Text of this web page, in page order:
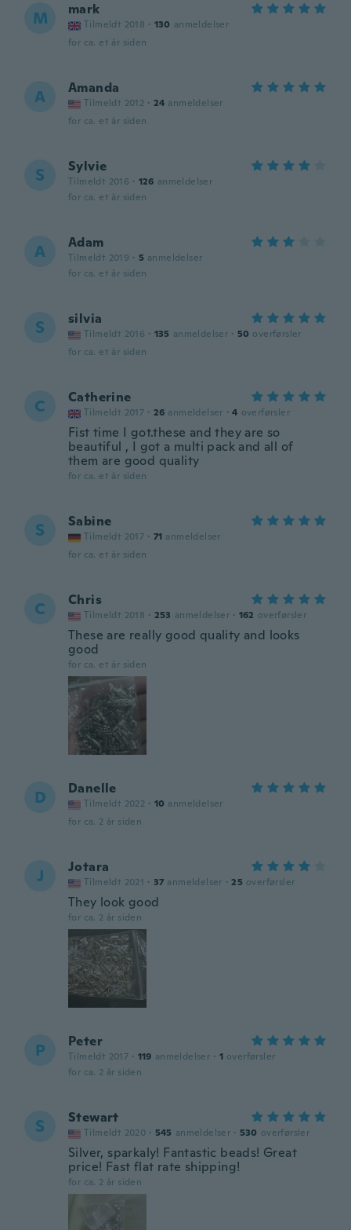
M mark
Tilmeldt 2018 · 130 anmeldelser
for ca. et år siden
A Amanda
Tilmeldt 2012 · 24 anmeldelser
for ca. et år siden
S Sylvie
Tilmeldt 2016 · 126 anmeldelser
for ca. et år siden
A Adam
Tilmeldt 2019 · 5 anmeldelser
for ca. et år siden
S silvia
Tilmeldt 2016 · 135 anmeldelser · 50 overførsler
for ca. et år siden
C Catherine
Tilmeldt 2017 · 26 anmeldelser · 4 overførsler
Fist time I got.these and they are so
beautiful , I got a multi pack and all of
them are good quality
for ca. et år siden
S Sabine
Tilmeldt 2017 · 71 anmeldelser
for ca. et år siden
C Chris
Tilmeldt 2018 · 253 anmeldelser · 162 overførsler
These are really good quality and looks
good
for ca. et år siden
D Danelle
Tilmeldt 2022 · 10 anmeldelser
for ca. 2 år siden
J Jotara
Tilmeldt 2021 · 37 anmeldelser · 25 overførsler
They look good
for ca. 2 år siden
P Peter
Tilmeldt 2017 · 119 anmeldelser · 1 overførsler
for ca. 2 år siden
S Stewart
Tilmeldt 2020 · 545 anmeldelser · 530 overførsler
Silver, sparkaly! Fantastic beads! Great
price! Fast flat rate shipping!
for ca. 2 år siden